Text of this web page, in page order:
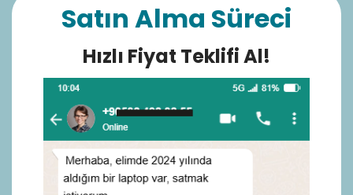
Satın Alma Süreci
Hızlı Fiyat Teklifi Al!